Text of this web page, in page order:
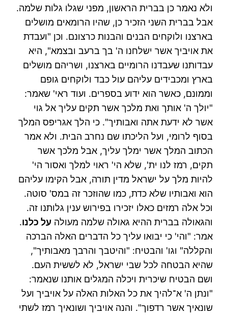
ולא נאמר כן בברית הראשון, מפני שגלו גלות שלמה.
אבל בברית השני הזכיר כן, שהיו הרומאים מושלים
בארצנו ולוקחים הבנים והבנות כרצונם. וכן "ועבדת
את אויביך אשר ישלחנו ה' בך ברעב ובצמא", היא
עבדותנו שעבדנו הרומיים בארצנו, ושריהם מושלים
בארץ ומכבידים עליהם עול כבד ולוקחים גופם
וממונם, כאשר הוא ידוע בספרים. ועוד ראי' שאמר:
"יולך ה' אותך ואת מלכך אשר תקים עליך אל גוי
אשר לא ידעת אתה ואבותיך". כי הלך אגריפס המלך
בסוף לרומי, ועל הליכתו שם נחרב הבית. ולא אמר
הכתוב המלך אשר ימלך עליך, אבל מלכך אשר
תקים, רמז לנו ית', שלא הי' ראוי למלך ואסור הי'
להיות מלך על ישראל מדין תורה, אבל הקימו עליהם
הוא ואבותיו שלא כדת, כמו שהוזכר זה במס' סוטה.
וכל אלה רמזים כאלו יזכירו בפירוש ענין גלותנו זה.
והגאולה בברית ההיא גאולה שלמה מעולהעל כלנו.
אמר: "והי' כי יבואו עליך כל הדברים האלה הברכה
והקללה" וגו' והבטיח: "והיטבך והרבך מאבותיך",
שהיא הבטחה לכל שבי ישראל, לא לששית העם.
ושם הבטיח שיכרית ויכלה המגלים אותנו שנאמר:
"ונתן ה' א־להיך את כל האלות האלה על אויביך ועל
שונאיך אשר רדפוך". והנה אויביך ושונאיך רמז לשתי